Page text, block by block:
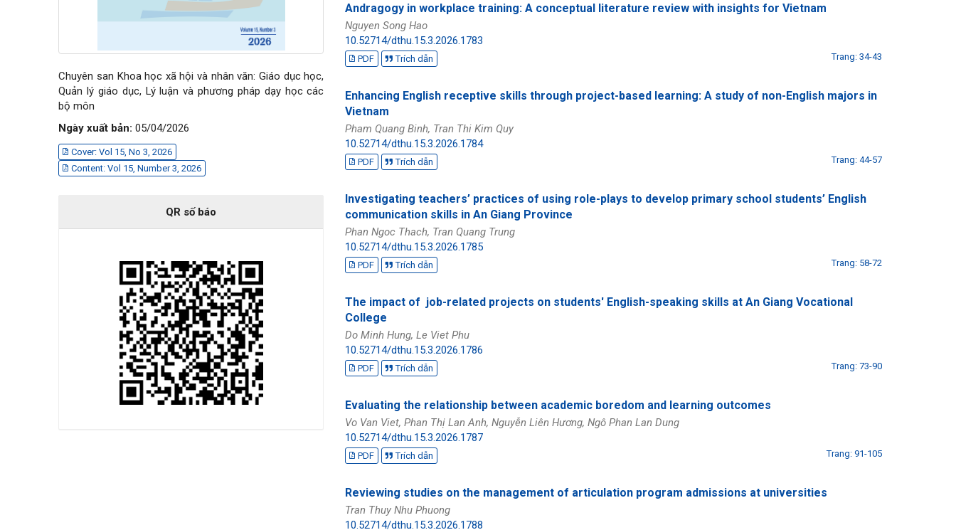
Chuyên san Khoa học xã hội và nhân văn: Giáo dục học,
Quản lý giáo dục, Lý luận và phương pháp dạy học các
bộ môn
Ngày xuất bản:05/04/2026
Cover: Vol 15, No 3, 2026
Content: Vol 15, Number 3, 2026
QR số báo
Andragogy in workplace training: A conceptual literature review with insights for Vietnam
Nguyen Song Hao
10.52714/dthu.15.3.2026.1783
PDF Trích dẫn Trang: 34-43
Enhancing English receptive skills through project-based learning: A study of non-English majors in
Vietnam
Pham Quang Binh, Tran Thi Kim Quy
10.52714/dthu.15.3.2026.1784
PDF Trích dẫn Trang: 44-57
Investigating teachers’ practices of using role-plays to develop primary school students’ English
communication skills in An Giang Province
Phan Ngoc Thach, Tran Quang Trung
10.52714/dthu.15.3.2026.1785
PDF Trích dẫn Trang: 58-72
The impact of job-related projects on students' English-speaking skills at An Giang Vocational
College
Do Minh Hung, Le Viet Phu
10.52714/dthu.15.3.2026.1786
PDF Trích dẫn Trang: 73-90
Evaluating the relationship between academic boredom and learning outcomes
Vo Van Viet, Phan Thị Lan Anh, Nguyễn Liên Hương, Ngô Phan Lan Dung
10.52714/dthu.15.3.2026.1787
PDF Trích dẫn Trang: 91-105
Reviewing studies on the management of articulation program admissions at universities
Tran Thuy Nhu Phuong
10.52714/dthu.15.3.2026.1788